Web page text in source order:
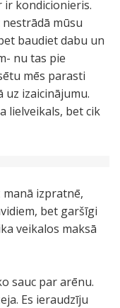
ir kondicionieris.
mūsu
baudiet dabu un
nu tas pie
mēs parasti
uz izaicinājumu.
lielveikals, bet cik
izpratnē,
bet garšīgi
veikalos maksā
sauc par arēnu.
Es ieraudzīju